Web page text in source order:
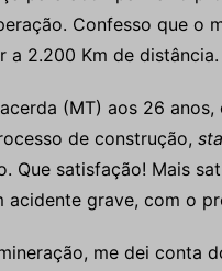
Confesso que o
a 2.200 Km de
(MT) aos 26
de construção,
Que satisfação! Mais
acidente grave, com o
me dei conta